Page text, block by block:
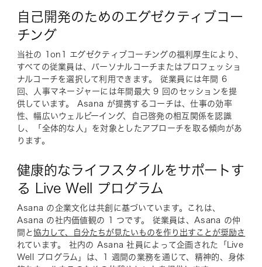
自己開発のためのエグゼクティブコー
チング
当社の 1on1 エグゼクティブコーチングの福利厚生により、
すべての従業員は、パーソナルコーチまたはプロフェッショ
ナルコーチを選択して利用できます。 従業員には年間 6
回、人事マネージャーには年間最大 9 回のセッションを提
供しています。 Asana が提携するコーチは、仕事の効率
性、幅広いウェルビーイング、自己啓発の相互関係を認識
し、「全体的な人」を対象としたアプローチを取る傾向があ
ります。
健康的なライフスタイルをサポートす
る Live Well プログラム
Asana の企業文化は共創に基づいています。これは、
Asana の社内価値観の 1 つです。 従業員は、Asana の仲
間と協力して、自分たちが見たいものを作り出すことが奨励さ
れています。 社内の Asana 社員によって企画された「Live
Well プログラム」は、1 週間の業務を通じて、精神的、身体